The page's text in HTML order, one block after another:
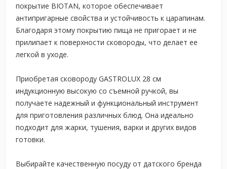
покрытие BIOTAN, которое обеспечивает
антипригарные свойства и устойчивость к царапинам.
Благодаря этому покрытию пища не пригорает и не
прилипает к поверхности сковороды, что делает ее
легкой в уходе.
Приобретая сковороду GASTROLUX 28 см
индукционную высокую со съемной ручкой, вы
получаете надежный и функциональный инструмент
для приготовления различных блюд. Она идеально
подходит для жарки, тушения, варки и других видов
готовки.
Выбирайте качественную посуду от датского бренда